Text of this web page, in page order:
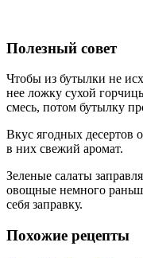
Полезный совет
Чтобы из бутылки не
нее ложку сухой
смесь, потом бутылку
Вкус ягодных десертов
в них свежий аромат.
Зеленые салаты
овощные немного
себя заправку.
Похожие рецепты